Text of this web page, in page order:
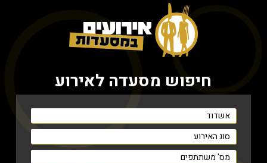
חיפוש מסעדה לאירוע